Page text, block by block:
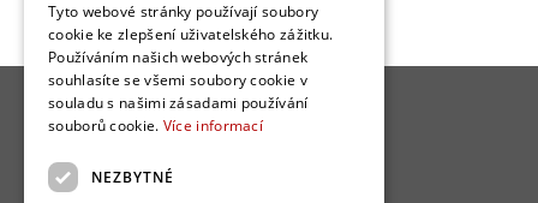
Tyto webové stránky používají soubory
cookie ke zlepšení uživatelského zážitku.
Používáním našich webových stránek
souhlasíte se všemi soubory cookie v
souladu s našimi zásadami používání
souborů cookie. Více informací
NEZBYTNÉ